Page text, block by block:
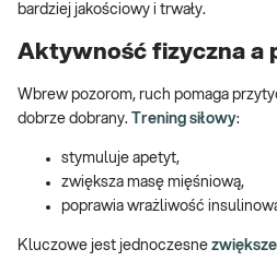
bardziej jakościowy i trwały.
Aktywność fizyczna a
Wbrew pozorom, ruch pomaga
dobrze dobrany.
Trening siłowy:
stymuluje apetyt,
zwiększa masę mięśniową,
poprawia wrażliwość
Kluczowe jest jednoczesne